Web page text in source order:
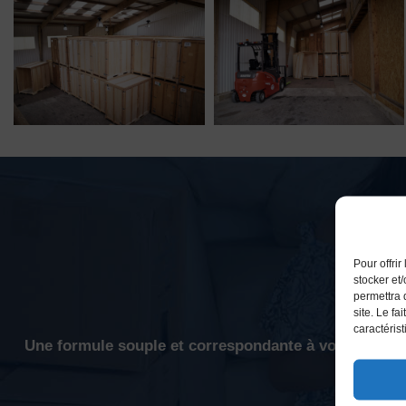
Pour offrir
stocker
permettra
site. Le
Une formule souple et correspondante à vos